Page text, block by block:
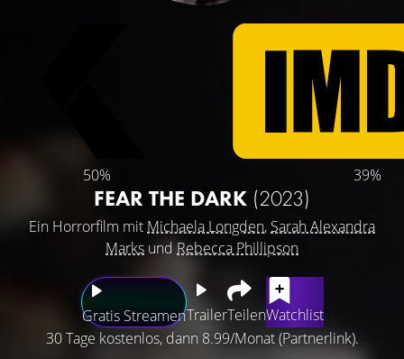
50% 39%
FEAR THE DARK (2023)
Ein Horrorfilm mit Michaela Longden, Sarah Alexandra
Marks und Rebecca Phillipson
Gratis StreamenTrailerTeilenWatchlist
30 Tage kostenlos, dann 8.99/Monat (Partnerlink).